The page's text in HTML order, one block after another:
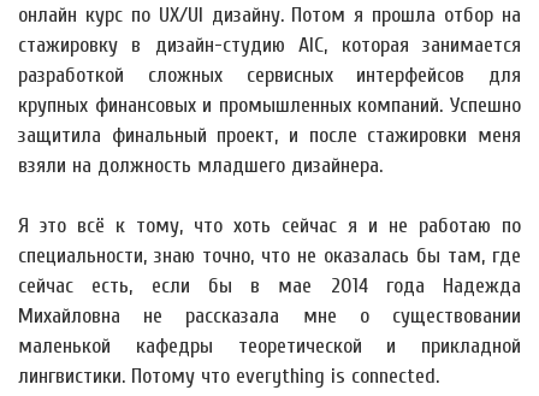
онлайн курс по UX/UI дизайну. Потом я прошла отбор на
стажировку в дизайн-студию AIC, которая занимается
разработкой сложных сервисных интерфейсов для
крупных финансовых и промышленных компаний. Успешно
защитила финальный проект, и после стажировки меня
взяли на должность младшего дизайнера.
Я это всё к тому, что хоть сейчас я и не работаю по
специальности, знаю точно, что не оказалась бы там, где
сейчас есть, если бы в мае 2014 года Надежда
Михайловна не рассказала мне о существовании
маленькой кафедры теоретической и прикладной
лингвистики. Потому что everything is connected.